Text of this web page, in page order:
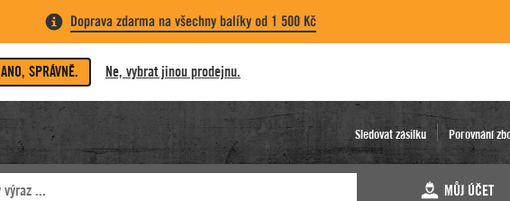
Doprava zdarma na všechny balíky od 1 500 Kč
ANO, SPRÁVNĚ. Ne, vybrat jinou prodejnu.
Sledovat zásilku Porovnání
MŮJ ÚČET